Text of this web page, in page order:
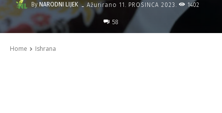
By NARODNI LIJEK - Ažurirano 11. PROSINCA 2023. 1402
58
Home Ishrana